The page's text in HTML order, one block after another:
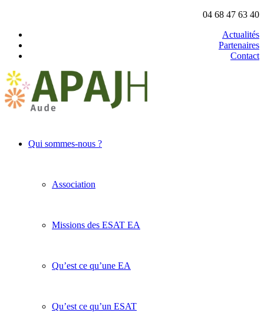
04 68 47 63 40
Actualités
Partenaires
Contact
Qui sommes-nous ?
Association
Missions des ESAT EA
Qu’est ce qu’une EA
Qu’est ce qu’un ESAT